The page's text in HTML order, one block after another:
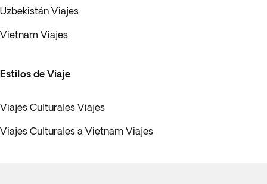
Uzbekistán Viajes
Vietnam Viajes
Estilos de Viaje
Viajes Culturales Viajes
Viajes Culturales a Vietnam Viajes